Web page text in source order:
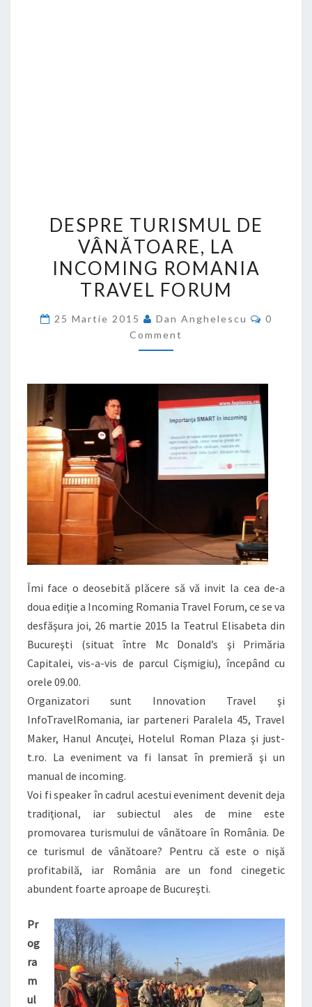
TURISMUL
DE
VÂNĂTOARE,
LA
ROMANIA
TRAVEL
DESPRE TURISMUL DE
VÂNĂTOARE, LA
INCOMING ROMANIA
TRAVEL FORUM
25 Martie 2015 Dan Anghelescu
0
Comment
Îmi face o deosebită plăcere să vă invit la cea de-a
doua ediţie a Incoming Romania Travel Forum, ce se va
desfăşura joi, 26 martie 2015 la Teatrul Elisabeta din
Bucureşti (situat între Mc Donald’s şi Primăria
Capitalei, vis-a-vis de parcul Cişmigiu), începând cu
orele 09.00.
Organizatori sunt Innovation Travel şi
InfoTravelRomania, iar parteneri Paralela 45, Travel
Maker, Hanul Ancuţei, Hotelul Roman Plaza şi just-
t.ro. La eveniment va fi lansat în premieră şi un
manual de incoming.
Voi fi speaker în cadrul acestui eveniment devenit deja
tradiţional, iar subiectul ales de mine este
promovarea turismului de vânătoare în România. De
ce turismul de vânătoare? Pentru că este o nişă
profitabilă, iar România are un fond cinegetic
abundent foarte aproape de Bucureşti.
Pr
og
ra
m
ul